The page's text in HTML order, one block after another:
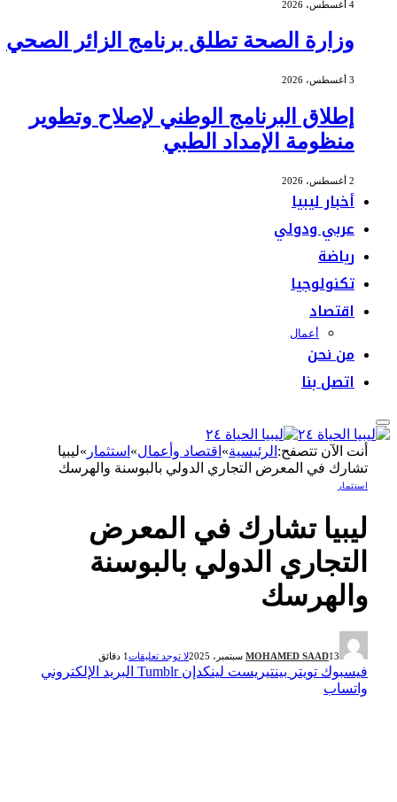
وزارة الصحة تطلق برنامج الزائر الصحي
إطلاق البرنامج الوطني لإصلاح وتطوير
منظومة الإمداد الطبي
أخبار ليبيا
عربي ودولي
رياضة
تكنولوجيا
اقتصاد
أعمال
من نحن
اتصل بنا
أنت الآن تتصفح:الرئيسية»اقتصاد وأعمال »استثمار» ليبيا
تشارك في المعرض التجاري الدولي بالبوسنة والهرسك
استثمار
ليبيا تشارك في المعرض
التجاري الدولي بالبوسنة
والهرسك
MOHAMED SAAD13 سبتمبر، 2025 لا توجد تعليقات1 دقائق
فيسبوك تويتر بينتيريست لينكدإن Tumblr البريد الإلكتروني
واتساب